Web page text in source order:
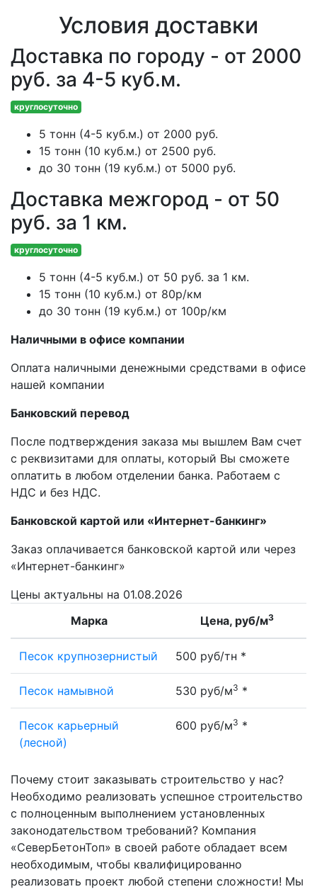
Условия доставки
Доставка по городу - от 2000
руб. за 4-5 куб.м.
круглосуточно
5 тонн (4-5 куб.м.) от 2000 руб.
15 тонн (10 куб.м.) от 2500 руб.
до 30 тонн (19 куб.м.) от 5000 руб.
Доставка межгород - от 50
руб. за 1 км.
круглосуточно
5 тонн (4-5 куб.м.) от 50 руб. за 1 км.
15 тонн (10 куб.м.) от 80р/км
до 30 тонн (19 куб.м.) от 100р/км
Наличными в офисе компании
Оплата наличными денежными средствами в офисе
нашей компании
Банковский перевод
После подтверждения заказа мы вышлем Вам счет
с реквизитами для оплаты, который Вы сможете
оплатить в любом отделении банка. Работаем с
НДС и без НДС.
Банковской картой или «Интернет-банкинг»
Заказ оплачивается банковской картой или через
«Интернет-банкинг»
Цены актуальны на 01.08.2026
Марка
Цена, руб/м3
Песок крупнозернистый 500 руб/тн *
Песок намывной 530 руб/м3 *
Песок карьерный
(лесной)
600 руб/м3 *
Почему стоит заказывать строительство у нас?
Необходимо реализовать успешное строительство
с полноценным выполнением установленных
законодательством требований? Компания
«СеверБетонТоп» в своей работе обладает всем
необходимым, чтобы квалифицированно
реализовать проект любой степени сложности! Мы